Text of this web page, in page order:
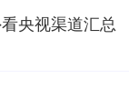
央视渠道汇总